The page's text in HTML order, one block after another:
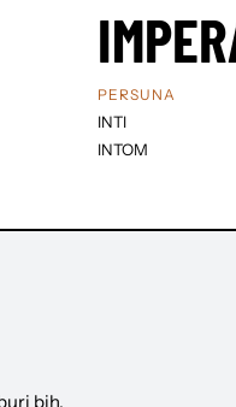
PERSUNA
INTI
INTOM
bih.